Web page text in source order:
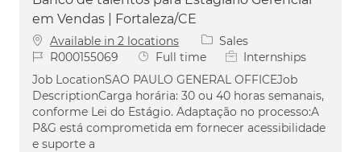
em Vendas | Fortaleza/CE
Available in 2 locations Category
Sales
Job IdR000155069 Job Type
Full time
Internships
Job LocationSAO PAULO GENERAL OFFICEJob
DescriptionCarga horária: 30 ou 40 horas semanais,
conforme Lei do Estágio. Adaptação no processo:A
P&G está comprometida em fornecer acessibilidade
e suporte a